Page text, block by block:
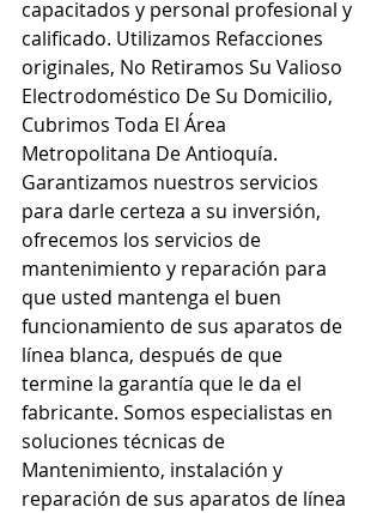
capacitados y personal profesional y
calificado. Utilizamos Refacciones
originales, No Retiramos Su Valioso
Electrodoméstico De Su Domicilio,
Cubrimos Toda El Área
Metropolitana De Antioquía.
Garantizamos nuestros servicios
para darle certeza a su inversión,
ofrecemos los servicios de
mantenimiento y reparación para
que usted mantenga el buen
funcionamiento de sus aparatos de
línea blanca, después de que
termine la garantía que le da el
fabricante. Somos especialistas en
soluciones técnicas de
Mantenimiento, instalación y
reparación de sus aparatos de línea